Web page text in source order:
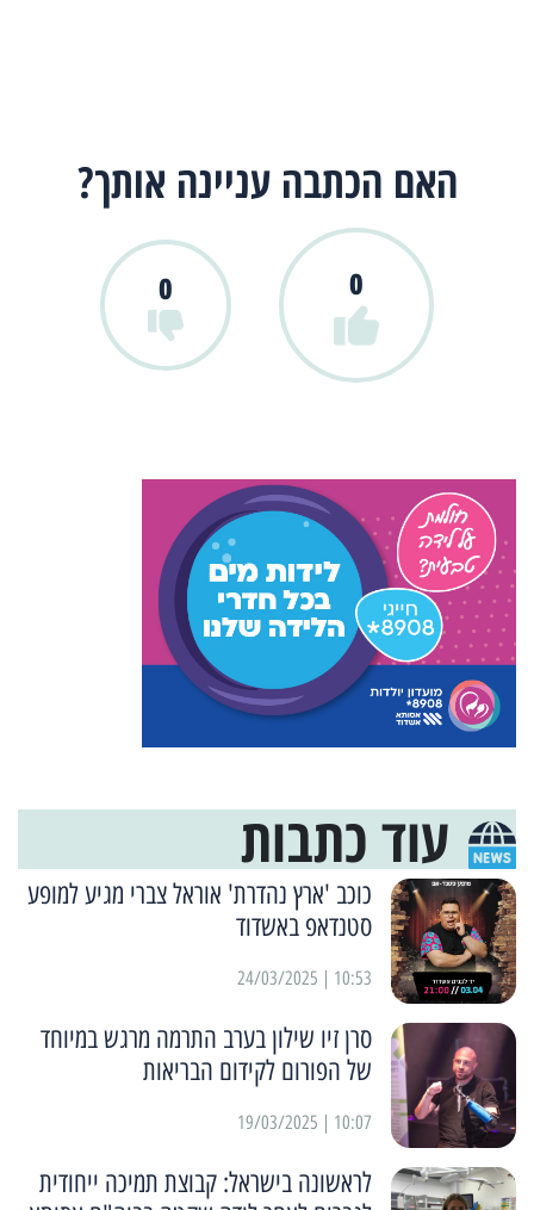
האם הכתבה עניינה אותך?
0
0
עוד כתבות
כוכב 'ארץ נהדרת' אוראל צברי מגיע למופע
סטנדאפ באשדוד
10:53 | 24/03/2025
סרן זיו שילון בערב התרמה מרגש במיוחד
של הפורום לקידום הבריאות
10:07 | 19/03/2025
לראשונה בישראל: קבוצת תמיכה ייחודית